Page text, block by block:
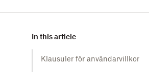
In this article
Klausuler för användarvillkor